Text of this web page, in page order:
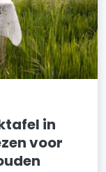
in
voor